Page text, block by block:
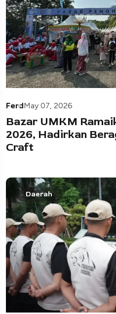
FerdMay 07, 2026
Bazar UMKM
2026, Hadirkan
Craft
Daerah